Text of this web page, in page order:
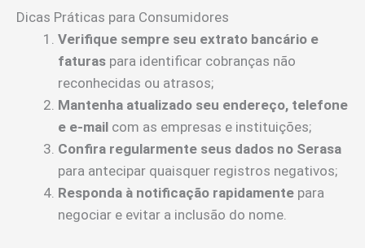
Dicas Práticas para Consumidores
Verifique sempre seu extrato bancário e
faturas para identificar cobranças não
reconhecidas ou atrasos;
Mantenha atualizado seu endereço, telefone
e e-mail com as empresas e instituições;
Confira regularmente seus dados no Serasa
para antecipar quaisquer registros negativos;
Responda à notificação rapidamente para
negociar e evitar a inclusão do nome.